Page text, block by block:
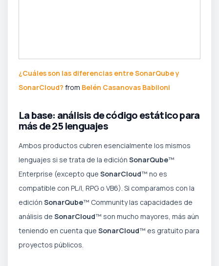
¿Cuáles son las diferencias entre SonarQube y
SonarCloud? from Belén Casanovas Babiloni
La base: análisis de código estático para
más de 25 lenguajes
Ambos productos cubren esencialmente los mismos
lenguajes si se trata de la edición SonarQube™
Enterprise (excepto que SonarCloud™ no es
compatible con PL/I, RPG o VB6). Si comparamos con la
edición SonarQube™ Community las capacidades de
análisis de SonarCloud™ son mucho mayores, más aún
teniendo en cuenta que SonarCloud™ es gratuito para
proyectos públicos.